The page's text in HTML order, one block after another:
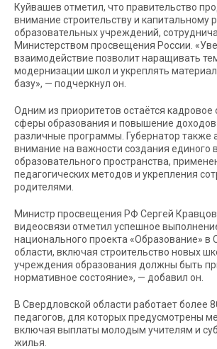
Куйвашев отметил, что правительство
внимание строительству и капитальному
образовательных учреждений,
Министерством просвещения России.
взаимодействие позволит наращивать
модернизации школ и укреплять
базу», — подчеркнул он.
Одним из приоритетов остаётся кадровое
сферы образования и повышение доходов
различные программы. Губернатор также
внимание на важности создания единого
образовательного пространства,
педагогических методов и укрепления
родителями.
Министр просвещения РФ Сергей
видеосвязи отметил успешное
национального проекта «Образование» в
области, включая строительство новых
учреждения образования должны быть
нормативное состояние», — добавил он.
В Свердловской области работает более
педагогов, для которых предусмотрены
включая выплаты молодым учителям и
жилья.